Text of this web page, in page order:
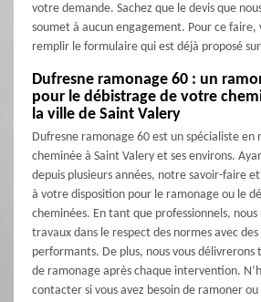
votre demande. Sachez que le devis que
soumet à aucun engagement. Pour ce faire,
remplir le formulaire qui est déjà proposé
Dufresne ramonage 60 : un
pour le débistrage de votre
la ville de Saint Valery
Dufresne ramonage 60 est un spécialiste en
cheminée à Saint Valery et ses environs.
depuis plusieurs années, notre savoir-faire
à votre disposition pour le ramonage ou le
cheminées. En tant que professionnels,
travaux dans le respect des normes avec
performants. De plus, nous vous
de ramonage après chaque intervention.
contacter si vous avez besoin de ramoner